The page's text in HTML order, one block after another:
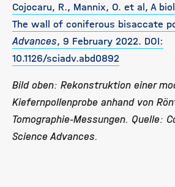
Cojocaru, R., Mannix, O. et al, A
The wall of coniferous bisaccate
Advances, 9 February 2022. DOI:
10.1126/sciadv.abd0892
Bild oben: Rekonstruktion einer
Kiefernpollenprobe anhand von
Tomographie-Messungen. Quelle:
Science Advances.